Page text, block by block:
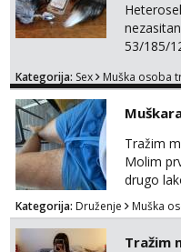
53/185/
VEČER
bez
analnih
Kategorija: Sex Muška osoba
Tražim
Molim
drugo
sve u
Kategorija: Druženje Muška
Tražim